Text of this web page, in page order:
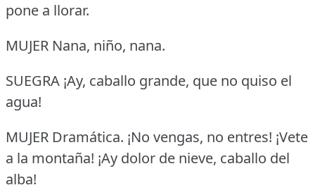
pone a llorar.
MUJER Nana, niño, nana.
SUEGRA ¡Ay, caballo grande, que no quiso el
agua!
MUJER Dramática. ¡No vengas, no entres! ¡Vete
a la montaña! ¡Ay dolor de nieve, caballo del
alba!